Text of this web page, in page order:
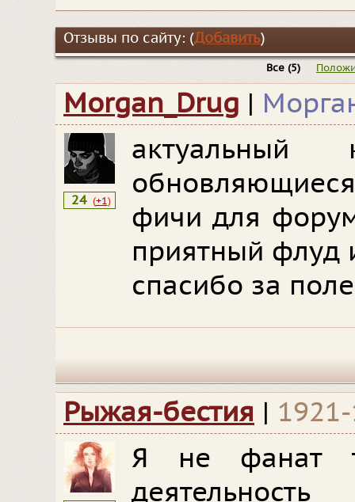
Отзывы по сайту: (Добавить)
Все (5)
Morgan_Drug |
24 (+1)
актуальный
фичи для
приятный флуд
спасибо за
Рыжая-бестия |
Я не фанат